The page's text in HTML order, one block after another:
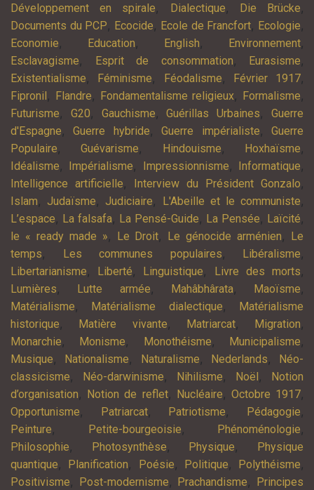
Développement en spirale, Dialectique, Die Brücke,
Documents du PCP, Ecocide, Ecole de Francfort, Ecologie,
Economie, Education, English, Environnement,
Esclavagisme, Esprit de consommation, Eurasisme,
Existentialisme, Féminisme, Féodalisme, Février 1917,
Fipronil , Flandre, Fondamentalisme religieux, Formalisme,
Futurisme, G20, Gauchisme,Guérillas Urbaines,Guerre
d'Espagne,Guerre hybride,Guerre impérialiste,Guerre
Populaire,Guévarisme, Hindouisme, Hoxhaïsme,
Idéalisme, Impérialisme, Impressionnisme, Informatique,
Intelligence artificielle, Interview du Président Gonzalo,
Islam, Judaïsme, Judiciaire, L'Abeille et le communiste,
L’espace, La falsafa, La Pensé-Guide, La Pensée, Laïcité,
le « ready made », Le Droit, Le génocide arménien,
Le
temps, Les communes populaires, Libéralisme,
Libertarianisme, Liberté, Linguistique, Livre des morts,
Lumières, Lutte armée, Mahâbhârata, Maoïsme,
Matérialisme, Matérialisme dialectique,
Matérialisme
historique, Matière vivante, Matriarcat, Migration,
Monarchie, Monisme, Monothéisme, Municipalisme,
Musique, Nationalisme, Naturalisme, Nederlands,
Néo-
classicisme, Néo-darwinisme, Nihilisme, Noël ,
Notion
d’organisation, Notion de reflet, Nucléaire, Octobre 1917,
Opportunisme, Patriarcat, Patriotisme, Pédagogie,
Peinture, Petite-bourgeoisie, Phénoménologie,
Philosophie, Photosynthèse, Physique,
Physique
quantique, Planification, Poésie, Politique, Polythéisme,
Positivisme, Post-modernisme, Prachandisme,
Principes